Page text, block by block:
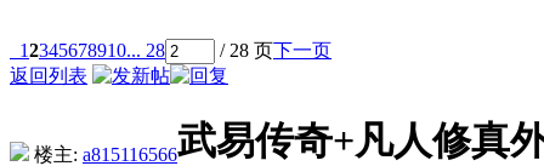
12345678910... 28 / 28 页下一页
返回列表
楼主: a815116566武易传奇+凡人修真